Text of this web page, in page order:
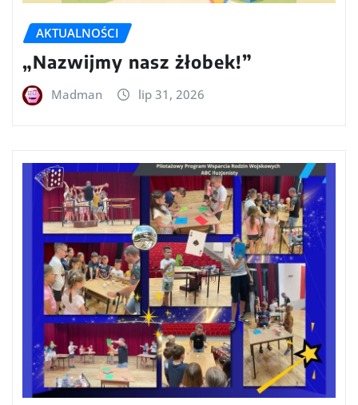
AKTUALNOŚCI
„Nazwijmy nasz żłobek!”
Madman lip 31, 2026